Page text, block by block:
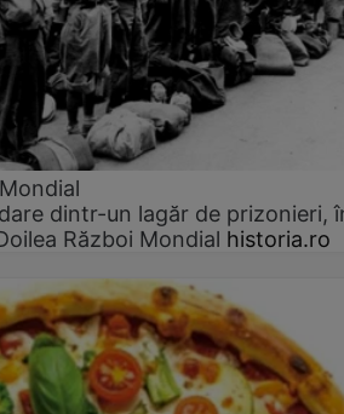
dintr-un lagăr de prizonieri,
Război Mondial historia.ro